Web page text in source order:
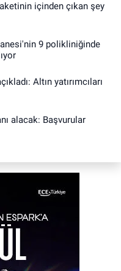
içinden çıkan şey
9 polikliniğinde
Altın yatırımcıları
alacak: Başvurular